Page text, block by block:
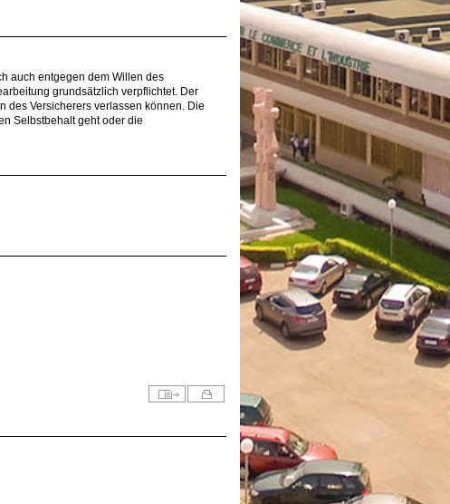
auch entgegen dem Willen des
grundsätzlich verpflichtet. Der
des Versicherers verlassen können. Die
Selbstbehalt geht oder die